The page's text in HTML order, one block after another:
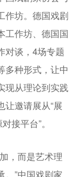
作坊。德国戏剧
工作坊、德国国
对谈，4场专题
多种形式，让中
现从理论到实践
让邀请展从“展
接平台”。
，而是艺术理
。”中国戏剧家